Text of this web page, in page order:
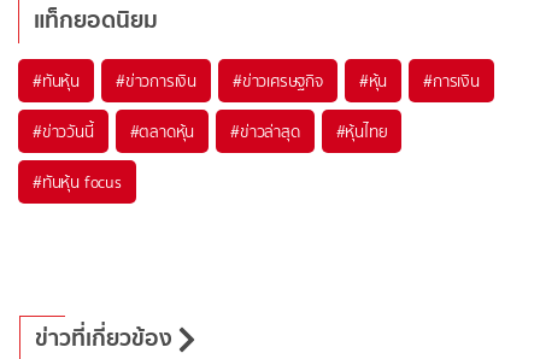
แท็กยอดนิยม
#ทันหุ้น #ข่าวการเงิน #ข่าวเศรษฐกิจ #หุ้น #การเงิน
#ข่าววันนี้ #ตลาดหุ้น #ข่าวล่าสุด #หุ้นไทย
#ทันหุ้น focus
ข่าวที่เกี่ยวข้อง